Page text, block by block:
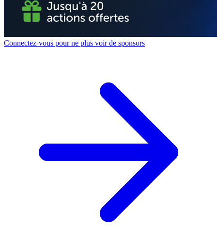
Connectez-vous pour ne plus voir de sponsors